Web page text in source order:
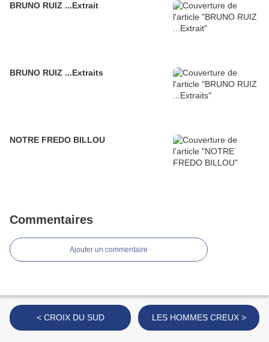
BRUNO RUIZ ...Extrait
BRUNO RUIZ ...Extraits
NOTRE FREDO BILLOU
Commentaires
Ajouter un commentaire
< CROIX DU SUD LES HOMMES CREUX >